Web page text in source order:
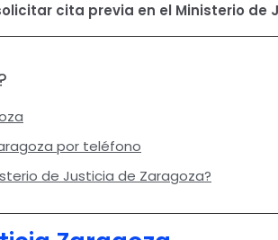
cita previa en el Ministerio de
por teléfono
de Justicia de Zaragoza?